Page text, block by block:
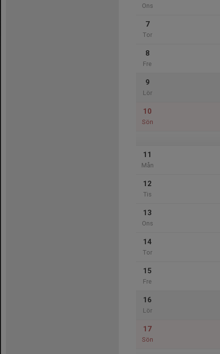
Ons
7
Tor
8
Fre
9
Lör
10
Sön
11
Mån
12
Tis
13
Ons
14
Tor
15
Fre
16
Lör
17
Sön